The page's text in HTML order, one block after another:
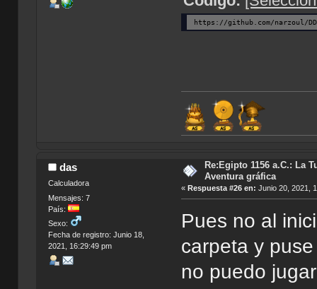
https://github.com/narzoul/
das
Calculadora
Mensajes: 7
País:
Sexo:
Fecha de registro: Junio 18,
2021, 16:29:49 pm
Re:Egipto 1156 a.C.: La
Aventura gráfica
«Respuesta #26 en: Junio 20, 2021,
Pues no al
carpeta y
no puedo